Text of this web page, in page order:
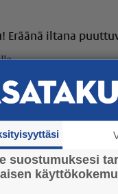
Eräänä iltana
Video:
katoaminen
käynnistyi
suostumuksesi